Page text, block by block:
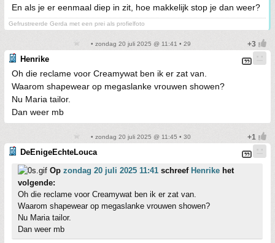
En als je er eenmaal diep in zit, hoe makkelijk stop je dan weer?
Gefrustreerde Gerda met een prei als profielfoto
• zondag 20 juli 2025 @ 11:41 • 29
Henrike
Oh die reclame voor Creamywat ben ik er zat van.
Waarom shapewear op megaslanke vrouwen showen?
Nu Maria tailor.
Dan weer mb
• zondag 20 juli 2025 @ 11:45 • 30
DeEnigeEchteLouca
Op zondag 20 juli 2025 11:41 schreef Henrike het
volgende:
Oh die reclame voor Creamywat ben ik er zat van.
Waarom shapewear op megaslanke vrouwen showen?
Nu Maria tailor.
Dan weer mb